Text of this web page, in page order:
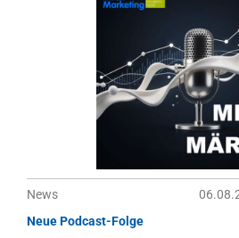
News
Neue Podcast-Folge